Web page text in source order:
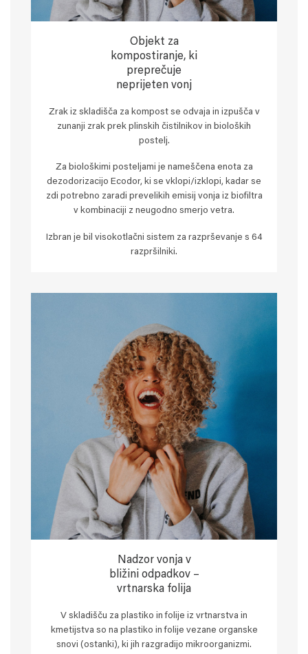
Objekt za
kompostiranje, ki
preprečuje
neprijeten vonj
Zrak iz skladišča za kompost se odvaja in izpušča v
zunanji zrak prek plinskih čistilnikov in bioloških
postelj.
Za biološkimi posteljami je nameščena enota za
dezodorizacijo Ecodor, ki se vklopi/izklopi, kadar se
zdi potrebno zaradi prevelikih emisij vonja iz biofiltra
v kombinaciji z neugodno smerjo vetra.
Izbran je bil visokotlačni sistem za razprševanje s 64
razpršilniki.
Nadzor vonja v
bližini odpadkov –
vrtnarska folija
V skladišču za plastiko in folije iz vrtnarstva in
kmetijstva so na plastiko in folije vezane organske
snovi (ostanki), ki jih razgradijo mikroorganizmi.